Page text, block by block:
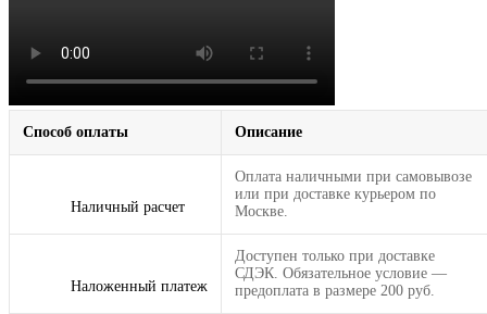
Способ оплаты Описание
Наличный расчет
Оплата наличными при самовывозе
или при доставке курьером по
Москве.
Наложенный платеж
Доступен только при доставке
СДЭК. Обязательное условие —
предоплата в размере 200 руб.